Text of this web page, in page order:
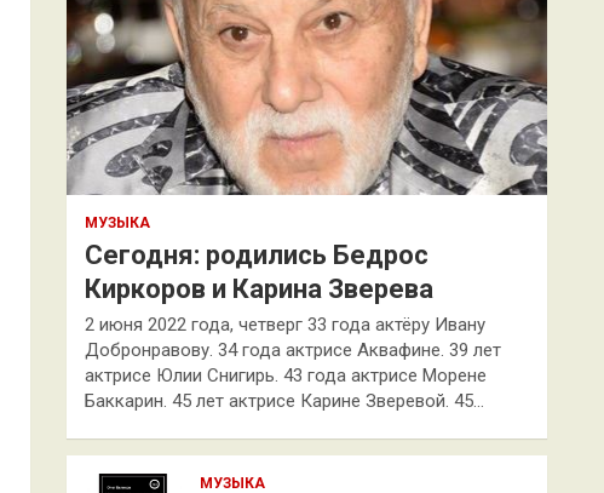
МУЗЫКА
Сегодня: родились Бедрос
Киркоров и Карина Зверева
2 июня 2022 года, четверг 33 года актёру Ивану
Добронравову. 34 года актрисе Аквафине. 39 лет
актрисе Юлии Снигирь. 43 года актрисе Морене
Баккарин. 45 лет актрисе Карине Зверевой. 45…
МУЗЫКА